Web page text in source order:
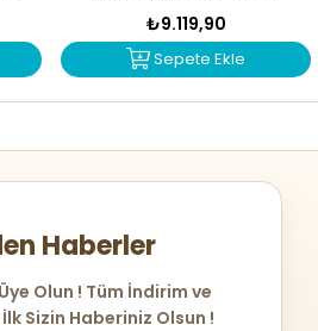
₺9.119,90
Sepete Ekle
Haberler
Olun ! Tüm İndirim ve
Sizin Haberiniz Olsun !